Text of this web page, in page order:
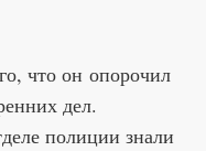
что он опорочил
дел.
полиции знали